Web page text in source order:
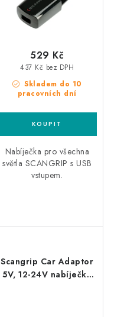
Skladem do 10
pracovních dní
437 Kč bez DPH
529 Kč
Nabíječka pro všechna
světla SCANGRIP s USB
vstupem.
Scangrip Car Adaptor
5V, 12-24V nabíječka